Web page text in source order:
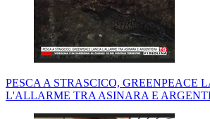
PESCA A STRASCICO, GREENPEACE
L'ALLARME TRA ASINARA E